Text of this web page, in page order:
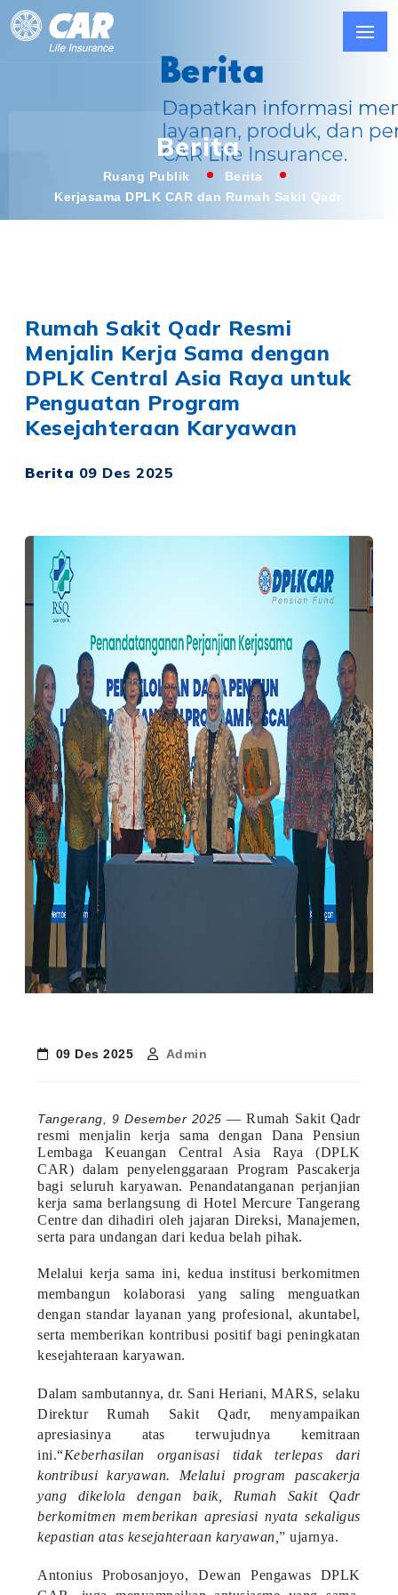
Berita
Ruang Publik
Berita
Kerjasama DPLK CAR dan Rumah Sakit Qadr
Rumah Sakit Qadr Resmi
Menjalin Kerja Sama dengan
DPLK Central Asia Raya untuk
Penguatan Program
Kesejahteraan Karyawan
Berita 09 Des 2025
09 Des 2025 Admin
Tangerang, 9 Desember 2025 — Rumah Sakit Qadr
resmi menjalin kerja sama dengan Dana Pensiun
Lembaga Keuangan Central Asia Raya (DPLK
CAR) dalam penyelenggaraan Program Pascakerja
bagi seluruh karyawan. Penandatanganan perjanjian
kerja sama berlangsung di Hotel Mercure Tangerang
Centre dan dihadiri oleh jajaran Direksi, Manajemen,
serta para undangan dari kedua belah pihak.
Melalui kerja sama ini, kedua institusi berkomitmen
membangun kolaborasi yang saling menguatkan
dengan standar layanan yang profesional, akuntabel,
serta memberikan kontribusi positif bagi peningkatan
kesejahteraan karyawan.
Dalam sambutannya, dr. Sani Heriani, MARS, selaku
Direktur Rumah Sakit Qadr, menyampaikan
apresiasinya atas terwujudnya kemitraan
ini.“Keberhasilan organisasi tidak terlepas dari
kontribusi karyawan. Melalui program pascakerja
yang dikelola dengan baik, Rumah Sakit Qadr
berkomitmen memberikan apresiasi nyata sekaligus
kepastian atas kesejahteraan karyawan,” ujarnya.
Antonius Probosanjoyo, Dewan Pengawas DPLK